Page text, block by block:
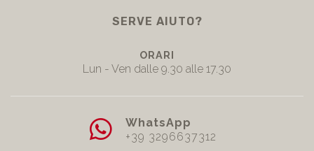
SERVE AIUTO?
ORARI
Lun - Ven dalle 9.30 alle 17.30
WhatsApp
+39 3296637312